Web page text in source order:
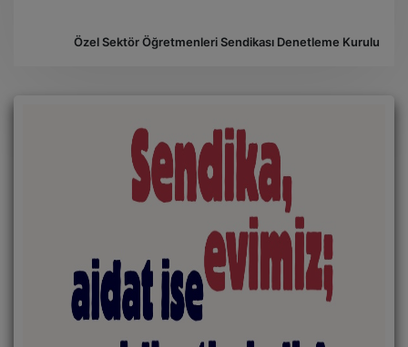
Özel Sektör Öğretmenleri Sendikası Denetleme Kurulu